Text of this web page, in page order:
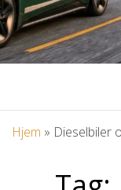
Hjem » Dieselbiler